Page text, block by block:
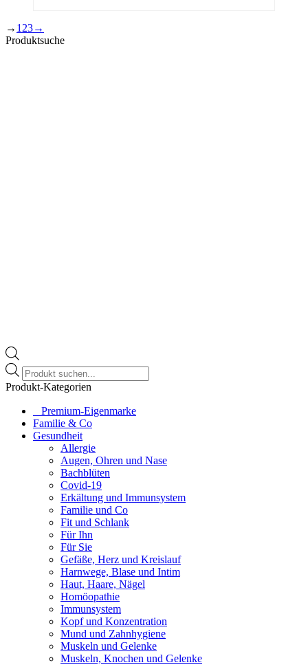
→ 1 23→
Produktsuche
Products
search
Produkt-Kategorien
⠀​Premium-Eigenmarke
Familie & Co
Gesundheit
Allergie
Augen, Ohren und Nase
Bachblüten
Covid-19
Erkältung und Immunsystem
Familie und Co
Fit und Schlank
Für Ihn
Für Sie
Gefäße, Herz und Kreislauf
Harnwege, Blase und Intim
Haut, Haare, Nägel
Homöopathie
Immunsystem
Kopf und Konzentration
Mund und Zahnhygiene
Muskeln und Gelenke
Muskeln, Knochen und Gelenke